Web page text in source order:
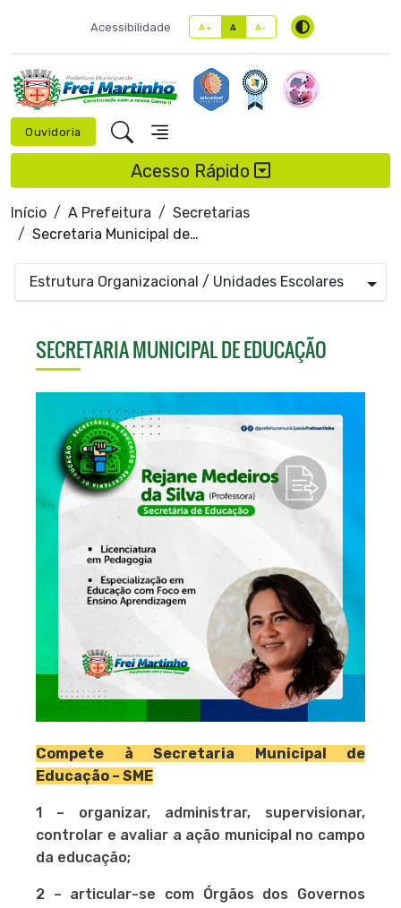
Acessibilidade A+ A A-
Ouvidoria
Acesso Rápido
Início A Prefeitura
Secretarias
Secretaria Municipal de Educação
Estrutura Organizacional / Unidades Escolares
SECRETARIA MUNICIPAL DE EDUCAÇÃO
Compete à Secretaria Municipal de
Educação – SME
1 – organizar, administrar, supervisionar,
controlar e avaliar a ação municipal no campo
da educação;
2 – articular-se com Órgãos dos Governos